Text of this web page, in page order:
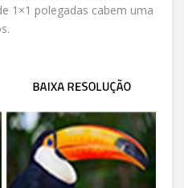
1×1 polegadas cabem uma